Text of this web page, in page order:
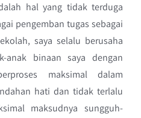
hal yang tidak terduga
pengemban tugas sebagai
saya selalu berusaha
anak binaan saya dengan
maksimal dalam
hati dan tidak terlalu
maksudnya sungguh-